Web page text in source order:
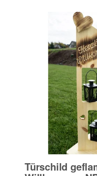
Türschild